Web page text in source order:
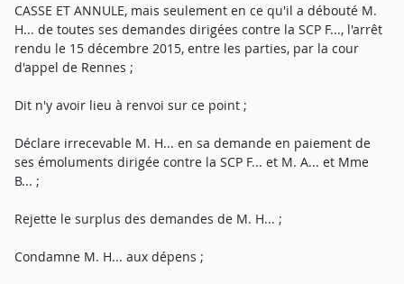
CASSE ET ANNULE, mais seulement en ce qu'il a débouté M.
H... de toutes ses demandes dirigées contre la SCP F..., l'arrêt
rendu le 15 décembre 2015, entre les parties, par la cour
d'appel de Rennes ;
Dit n'y avoir lieu à renvoi sur ce point ;
Déclare irrecevable M. H... en sa demande en paiement de
ses émoluments dirigée contre la SCP F... et M. A... et Mme
B... ;
Rejette le surplus des demandes de M. H... ;
Condamne M. H... aux dépens ;